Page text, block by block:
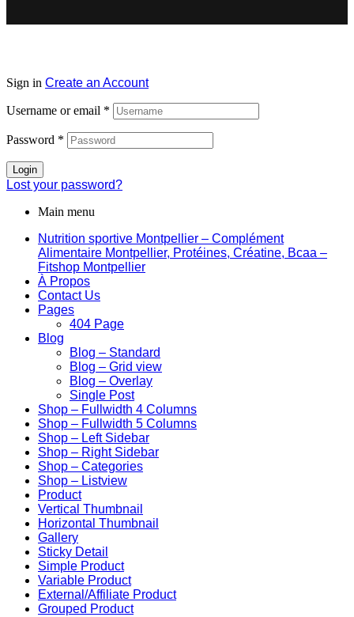
Sign in Create an Account
Username or email *
Password *
Login
Lost your password?
Main menu
Nutrition sportive Montpellier – Complément
Alimentaire Montpellier, Protéines, Créatine, Bcaa –
Fitshop Montpellier
À Propos
Contact Us
Pages
404 Page
Blog
Blog – Standard
Blog – Grid view
Blog – Overlay
Single Post
Shop – Fullwidth 4 Columns
Shop – Fullwidth 5 Columns
Shop – Left Sidebar
Shop – Right Sidebar
Shop – Categories
Shop – Listview
Product
Vertical Thumbnail
Horizontal Thumbnail
Gallery
Sticky Detail
Simple Product
Variable Product
External/Affiliate Product
Grouped Product